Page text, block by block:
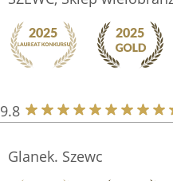
9.8
Glanek. Szewc